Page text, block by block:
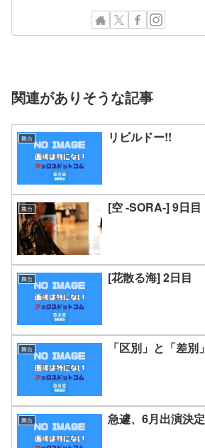
関連がありそうな記事
舞台 リビルドー!!
舞台 [空 -SORA-] 9日目
舞台 [花散る海] 2日目
舞台 「区別」と「差別」
舞台 急遽、6月出演決定